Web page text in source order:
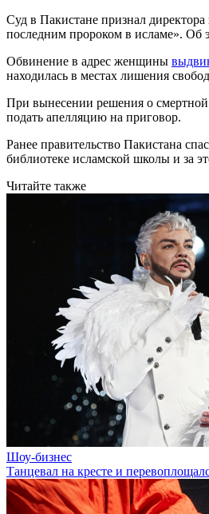
Суд в Пакистане признал
последним пророком в исламе». Об
Обвинение в адрес женщины
находилась в местах лишения
При вынесении решения о смертной
подать апелляцию на приговор.
Ранее правительство Пакистана
библиотеке исламской школы и за
Читайте также
Шоу-бизнес
Танцевал на кресте и